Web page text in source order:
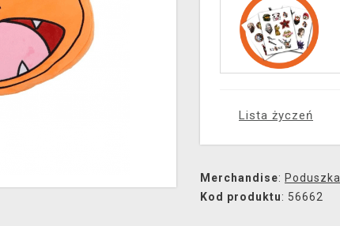
Lista życzeń
Merchandise: Poduszka
Kod produktu: 56662